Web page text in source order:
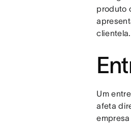
produto
clientela.
Um
afeta